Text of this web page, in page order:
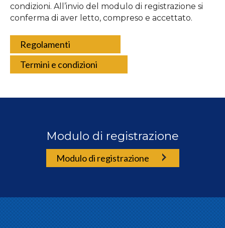
condizioni. All’invio del modulo di registrazione si
conferma di aver letto, compreso e accettato.
Regolamenti
Termini e condizioni
Modulo di registrazione
Modulo di registrazione